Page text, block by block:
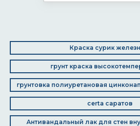
Краска сурик
грунт краска
грунтовка полиуретановая
certa саратов
Антивандальный лак для стен